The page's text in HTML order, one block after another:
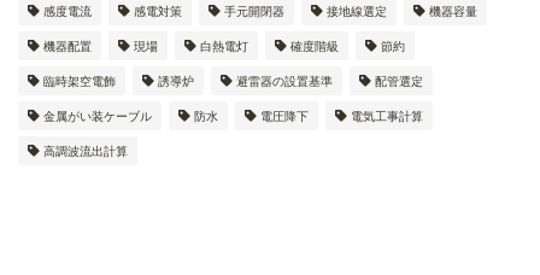
感度電流 感電対策 手元開閉器 接地線選定 機器容量
機器配置 現場 白熱電灯 確度階級 節約
臨時架空電飾 誘導炉 避雷器の設置基準 配管選定
金属がい装ケーブル 防水 電圧降下 電気工事計算
高調波流出計算